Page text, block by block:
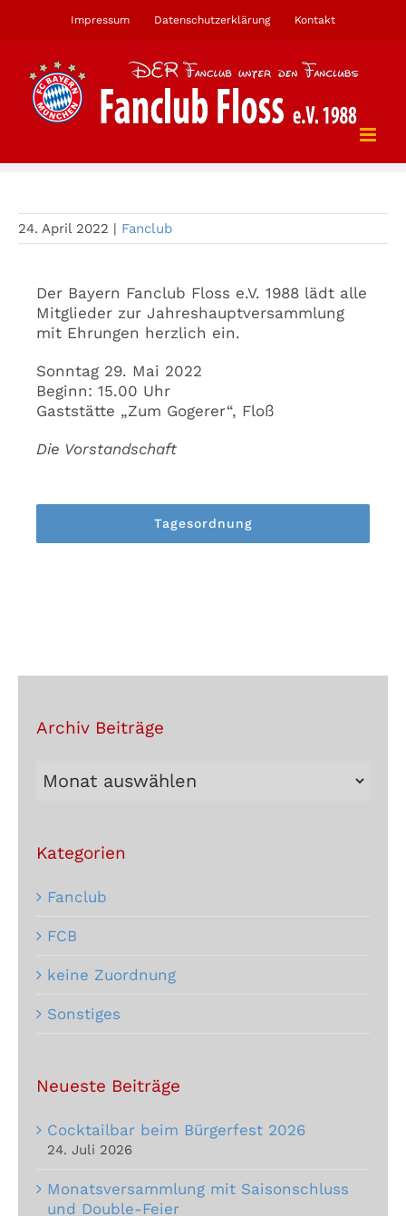
Impressum Datenschutzerklärung Kontakt
24. April 2022 | Fanclub
Der Bayern Fanclub Floss e.V. 1988 lädt alle
Mitglieder zur Jahreshauptversammlung
mit Ehrungen herzlich ein.
Sonntag 29. Mai 2022
Beginn: 15.00 Uhr
Gaststätte „Zum Gogerer“, Floß
Die Vorstandschaft
Tagesordnung
Archiv Beiträge
Archiv
Beiträge
Kategorien
Fanclub
FCB
keine Zuordnung
Sonstiges
Neueste Beiträge
Cocktailbar beim Bürgerfest 2026
24. Juli 2026
Monatsversammlung mit Saisonschluss
und Double-Feier